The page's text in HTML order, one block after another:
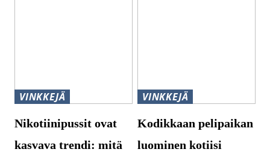
VINKKEJÄ
Nikotiinipussit ovat
kasvava trendi: mitä
VINKKEJÄ
Kodikkaan pelipaikan
luominen kotiisi